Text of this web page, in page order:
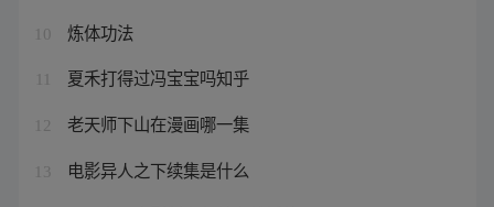
10 炼体功法
夏禾打得过冯宝宝吗知乎
12 老天师下山在漫画哪一集
13 电影异人之下续集是什么